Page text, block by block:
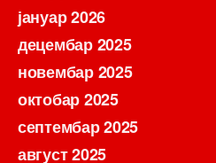
јануар 2026
децембар 2025
новембар 2025
октобар 2025
септембар 2025
август 2025